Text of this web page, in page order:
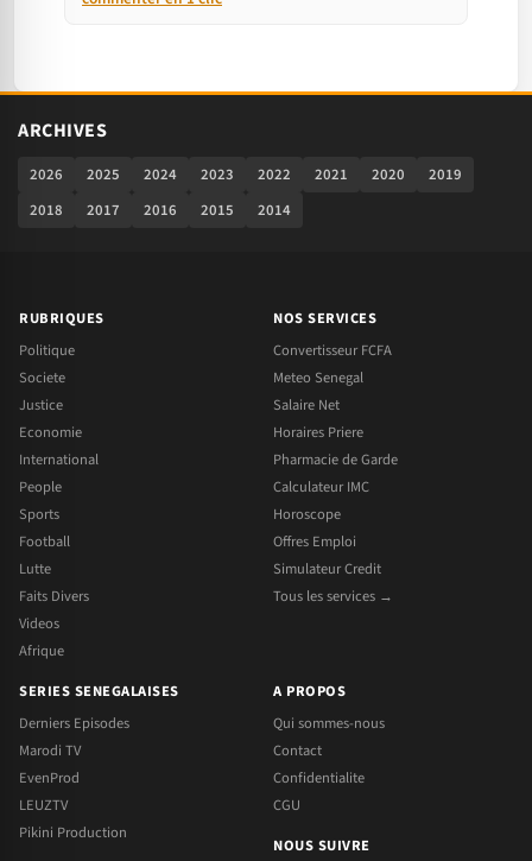
ARCHIVES
2026 2025 2024 2023 2022 2021 2020
2019
2018
2017 2016 2015 2014
RUBRIQUES
Politique
Societe
Justice
Economie
International
People
Sports
Football
Lutte
Faits Divers
Videos
Afrique
NOS SERVICES
Convertisseur FCFA
Meteo Senegal
Salaire Net
Horaires Priere
Pharmacie de Garde
Calculateur IMC
Horoscope
Offres Emploi
Simulateur Credit
Tous les services →
SERIES SENEGALAISES
Derniers Episodes
Marodi TV
EvenProd
LEUZTV
Pikini Production
A PROPOS
Qui sommes-nous
Contact
Confidentialite
CGU
NOUS SUIVRE